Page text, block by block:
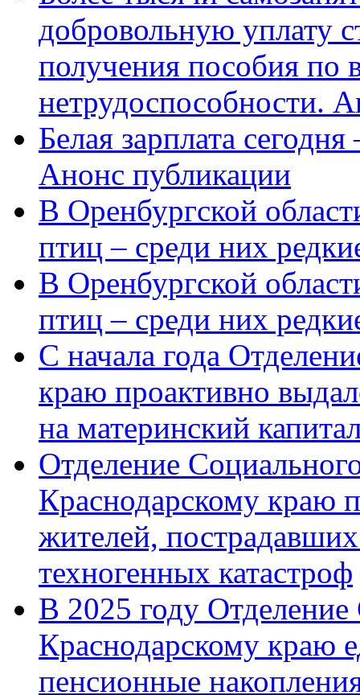
добровольную уплату
получения пособия по
нетрудоспособности.
Белая зарплата
Анонс публикации
В Оренбургской
птиц – среди них
В Оренбургской
птиц – среди них
С начала года
краю проактивно
на материнский
Отделение
Краснодарскому краю
жителей,
техногенных катастроф
В 2025 году
Краснодарскому краю
пенсионные